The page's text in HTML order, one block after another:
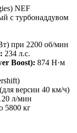
NEF
с турбонаддувом
при 2200 об/мин
234 л.с.
Boost): 874 Н·м
версии 40 км/ч)
л/мин
5800 кг